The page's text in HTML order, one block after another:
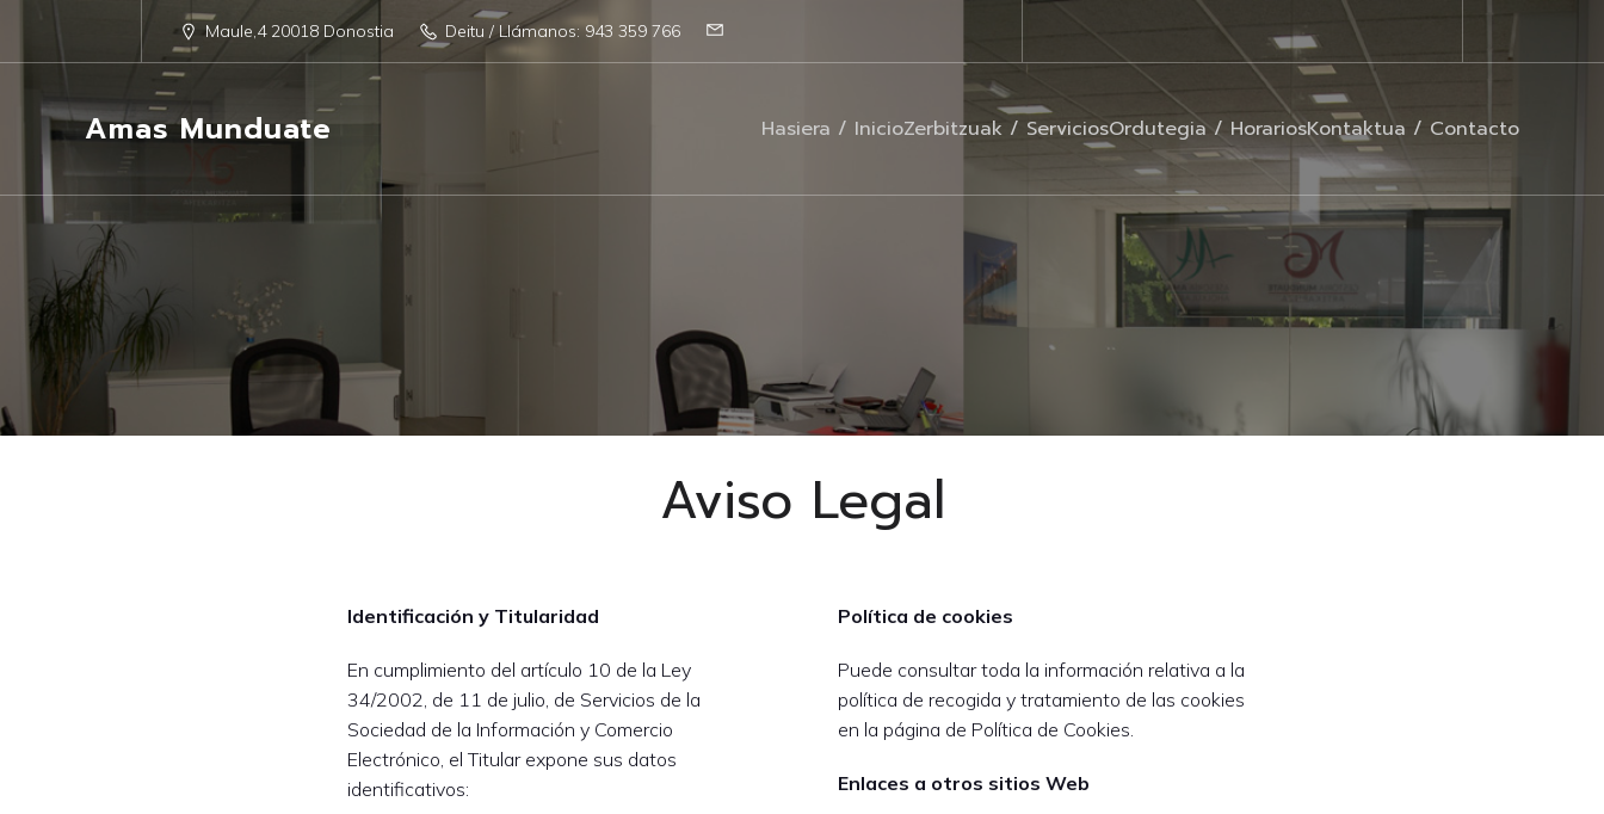
Maule,4 20018 Donostia Deitu / Llámanos: 943 359 766
Amas Munduate Hasiera / InicioZerbitzuak / ServiciosOrdutegia / HorariosKontaktua / Contacto
Aviso Legal
Identificación y Titularidad
En cumplimiento del artículo 10 de la Ley
34/2002, de 11 de julio, de Servicios de la
Sociedad de la Información y Comercio
Electrónico, el Titular expone sus datos
identificativos:
Política de cookies
Puede consultar toda la información relativa a la
política de recogida y tratamiento de las cookies
en la página de Política de Cookies.
Enlaces a otros sitios Web